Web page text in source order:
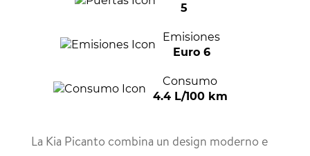
5
Emisiones
Euro 6
Consumo
4.4 L/100 km
La Kia Picanto combina un design moderno e